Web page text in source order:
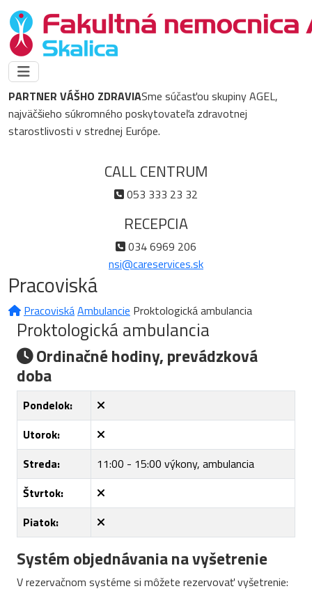
PARTNER VÁŠHO ZDRAVIASme súčasťou skupiny AGEL,
najväčšieho súkromného poskytovateľa zdravotnej
starostlivosti v strednej Európe.
CALL CENTRUM
053 333 23 32
RECEPCIA
034 6969 206
nsi@careservices.sk
Pracoviská
PracoviskáAmbulancie Proktologická ambulancia
Proktologická ambulancia
Ordinačné hodiny, prevádzková
doba
Pondelok:
Utorok:
Streda:
11:00 - 15:00 výkony, ambulancia
Štvrtok:
Piatok:
Systém objednávania na vyšetrenie
V rezervačnom systéme si môžete rezervovať vyšetrenie: